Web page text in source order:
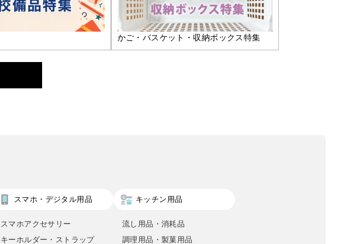
かご・バスケット・収納ボックス特集
スマホ・デジタル用品
スマホアクセサリー
キーホルダー・ストラップ
キッチン用品
流し用品・消耗品
調理用品・製菓用品